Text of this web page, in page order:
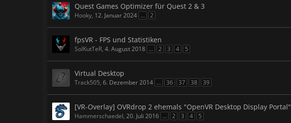
Quest Games Optimizer für Quest 2 & 3
Hooky, 12. Januar 2024 ... 2
fpsVR - FPS und Statistiken
SolKutTeR, 4. August 2018 ... 2 3 4 5
Virtual Desktop
Track505, 6. Dezember 2014 ... 36 37 38 39
[VR-Overlay] OVRdrop 2 ehemals "OpenVR Desktop Display Portal"
Hammerschaedel, 20. Juli 2016 ... 2 3 4 5